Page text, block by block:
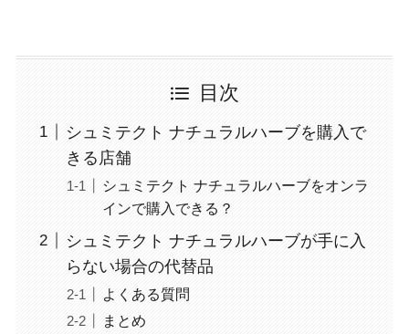
目次
シュミテクト ナチュラルハーブを購入で
きる店舗
シュミテクト ナチュラルハーブをオンラ
インで購入できる？
シュミテクト ナチュラルハーブが手に入
らない場合の代替品
よくある質問
まとめ